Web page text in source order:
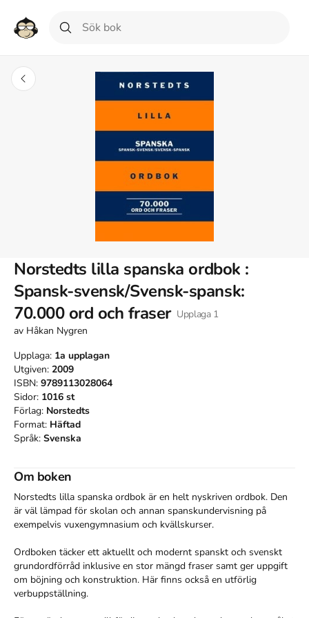
Norstedts lilla spanska ordbok :
Spansk-svensk/Svensk-spansk:
70.000 ord och fraser Upplaga 1
av Håkan Nygren
Upplaga: 1a upplagan
Utgiven: 2009
ISBN: 9789113028064
Sidor: 1016 st
Förlag: Norstedts
Format: Häftad
Språk: Svenska
Om boken
Norstedts lilla spanska ordbok är en helt nyskriven ordbok. Den
är väl lämpad för skolan och annan spanskundervisning på
exempelvis vuxengymnasium och kvällskurser.
Ordboken täcker ett aktuellt och modernt spanskt och svenskt
grundordförråd inklusive en stor mängd fraser samt ger uppgift
om böjning och konstruktion. Här finns också en utförlig
verbuppställning.